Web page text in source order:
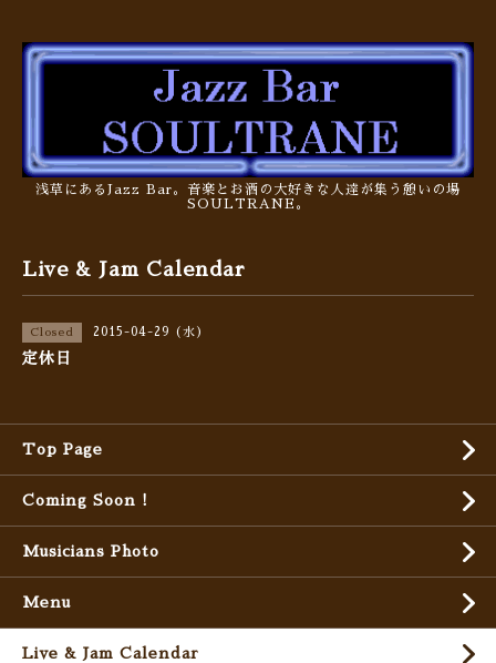
浅草にあるJazz Bar。音楽とお酒の大好きな人達が集う憩いの場
SOULTRANE。
Live & Jam Calendar
Closed 2015-04-29 (水)
定休日
Top Page
Coming Soon !
Musicians Photo
Menu
Live & Jam Calendar